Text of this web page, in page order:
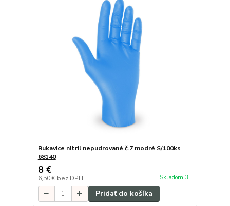
Rukavice nitril nepudrované č.7 modré S/100ks
68140
8 €
6,50 € bez DPH Skladom 3
Pridať do košíka